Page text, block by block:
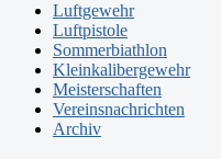
Luftgewehr
Luftpistole
Sommerbiathlon
Kleinkalibergewehr
Meisterschaften
Vereinsnachrichten
Archiv